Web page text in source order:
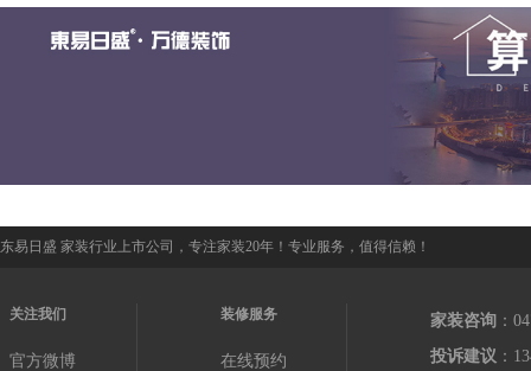
东易日盛 家装行业上市公司，专注家装20年！专业服务，值得信赖！
关注我们
官方微博
装修服务
在线预约
家装咨询 ：
投诉建议 ：